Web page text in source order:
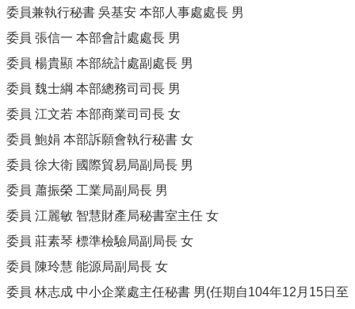
委員兼執行秘書 吳基安 本部人事處處長 男
委員 張信一 本部會計處處長 男
委員 楊貴顯 本部統計處副處長 男
委員 魏士綱 本部總務司司長 男
委員 江文若 本部商業司司長 女
委員 鮑娟 本部訴願會執行秘書 女
委員 徐大衛 國際貿易局副局長 男
委員 蕭振榮 工業局副局長 男
委員 江麗敏 智慧財產局秘書室主任 女
委員 莊素琴 標準檢驗局副局長 女
委員 陳玲慧 能源局副局長 女
委員 林志成 中小企業處主任秘書 男(任期自104年12月15日至